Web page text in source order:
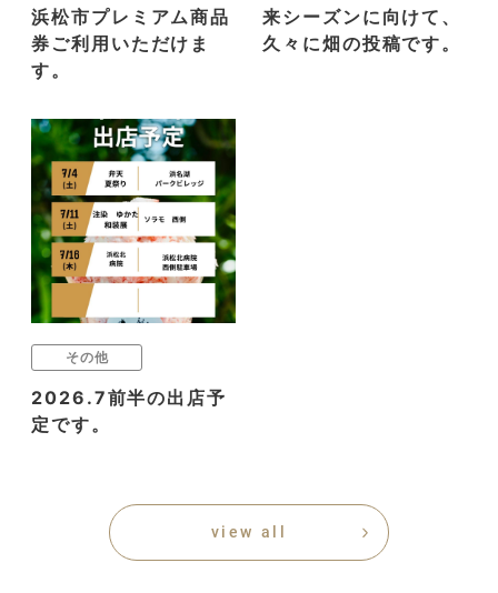
浜松市プレミアム商品
券ご利用いただけま
す。
来シーズンに向けて、
久々に畑の投稿です。
その他
2026.7前半の出店予
定です。
view all